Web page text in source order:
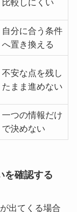
比較しにくい
自分に合う条件
へ置き換える
不安な点を残し
たまま進めない
一つの情報だけ
で決めない
を確認する
出てくる場合